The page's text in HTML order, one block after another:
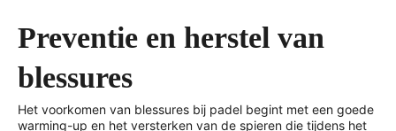
Preventie en herstel van
blessures
Het voorkomen van blessures bij padel begint met een goede
warming-up en het versterken van de spieren die tijdens het